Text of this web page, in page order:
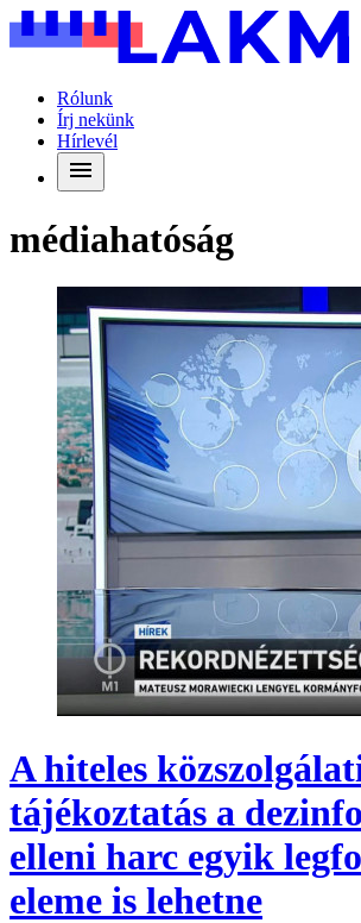
Rólunk
Írj nekünk
Hírlevél
médiahatóság
A hiteles
tájékoztatás a
elleni harc egyik
eleme is lehetne